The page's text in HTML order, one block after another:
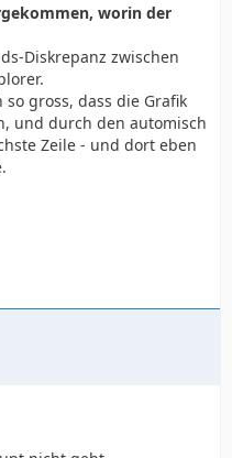
worin der
Diskrepanz zwischen
gross, dass die Grafik
und durch den automisch
Zeile - und dort eben